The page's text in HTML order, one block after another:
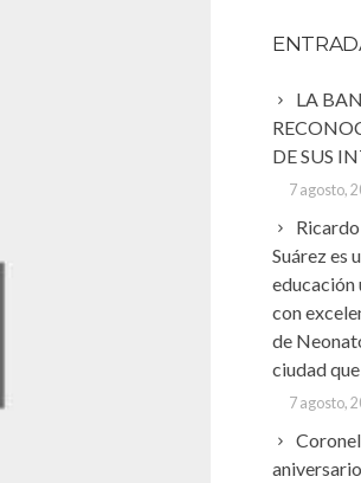
LA
DE SUS
7 agosto,
Suárez es
educación
con
de
ciudad
7 agosto,